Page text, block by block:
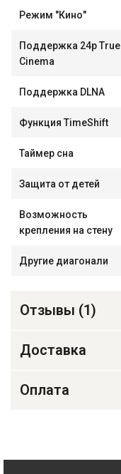
Режим "Кино"
Поддержка 24p True
Cinema
Поддержка DLNA
Функция TimeShift
Таймер сна
Защита от детей
Возможность
крепления на стену
Другие диагонали
Отзывы (1)
Доставка
Оплата